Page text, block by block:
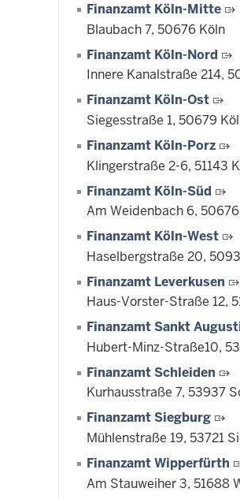
Finanzamt Köln-Mitte
Blaubach 7, 50676 Köln
Finanzamt Köln-Nord
Innere Kanalstraße 214,
Finanzamt Köln-Ost
Siegesstraße 1, 50679
Finanzamt Köln-Porz
Klingerstraße 2-6, 51143
Finanzamt Köln-Süd
Am Weidenbach 6,
Finanzamt Köln-West
Haselbergstraße 20,
Finanzamt Leverkusen
Haus-Vorster-Straße 12,
Finanzamt Sankt
Hubert-Minz-Straße10,
Finanzamt Schleiden
Kurhausstraße 7, 53937
Finanzamt Siegburg
Mühlenstraße 19, 53721
Finanzamt Wipperfürth
Am Stauweiher 3, 51688